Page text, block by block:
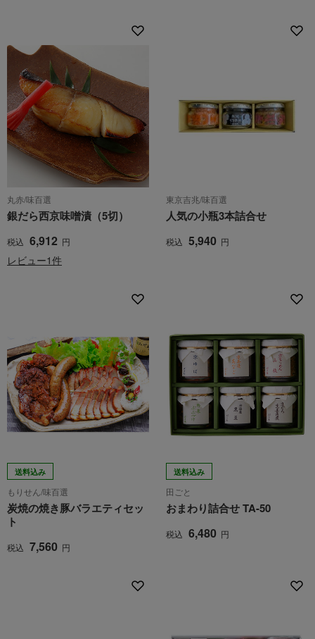
丸赤/味百選
銀だら西京味噌漬（5切）
税込 6,912 円
レビュー1件
東京吉兆/味百選
人気の小瓶3本詰合せ
税込 5,940 円
送料込み
もりせん/味百選
炭焼の焼き豚バラエティセッ
ト
税込 7,560 円
送料込み
田ごと
おまわり詰合せ TA-50
税込 6,480 円